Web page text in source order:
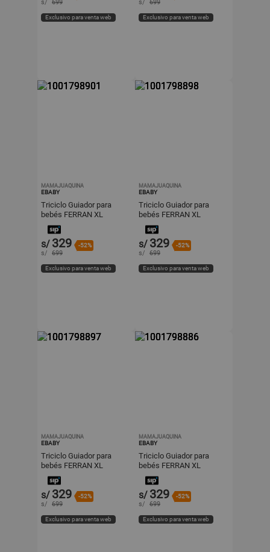
s/ 699
Exclusivo para venta web
s/ 699
Exclusivo para venta web
MAMAJUAQUINA
EBABY
Triciclo Guiador para
bebés FERRAN XL
Edición Exclusiva Blue
s/ 329 -52%
s/ 699
Exclusivo para venta web
MAMAJUAQUINA
EBABY
Triciclo Guiador para
bebés FERRAN XL
Edición Exclusiva Beige
s/ 329 -52%
s/ 699
Exclusivo para venta web
MAMAJUAQUINA
EBABY
Triciclo Guiador para
bebés FERRAN XL
Edición Exclusiva Green
s/ 329 -52%
s/ 699
Exclusivo para venta web
MAMAJUAQUINA
EBABY
Triciclo Guiador para
bebés FERRAN XL
Edición Exclusiva Black
s/ 329 -52%
s/ 699
Exclusivo para venta web